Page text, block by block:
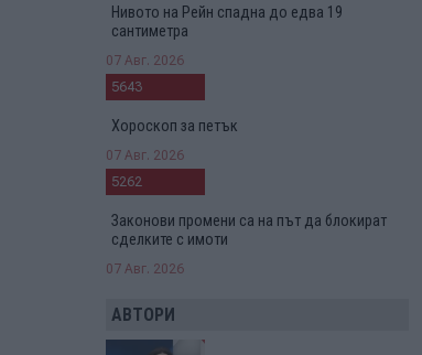
Нивото на Рейн спадна до едва 19
сантиметра
07 Авг. 2026
5643
Хороскоп за петък
07 Авг. 2026
5262
Законови промени са на път да блокират
сделките с имоти
07 Авг. 2026
АВТОРИ